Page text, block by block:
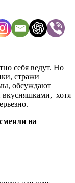
себя ведут. Но
стражи
обсуждают
вкусняшками, хотя
на